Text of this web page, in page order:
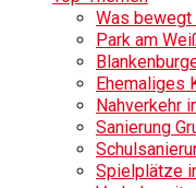
Was bewegt
Park am
Ehemaliges
Nahverkehr
Sanierung
Spielplätze